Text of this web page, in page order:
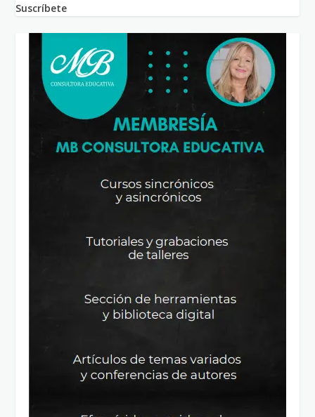
Suscríbete